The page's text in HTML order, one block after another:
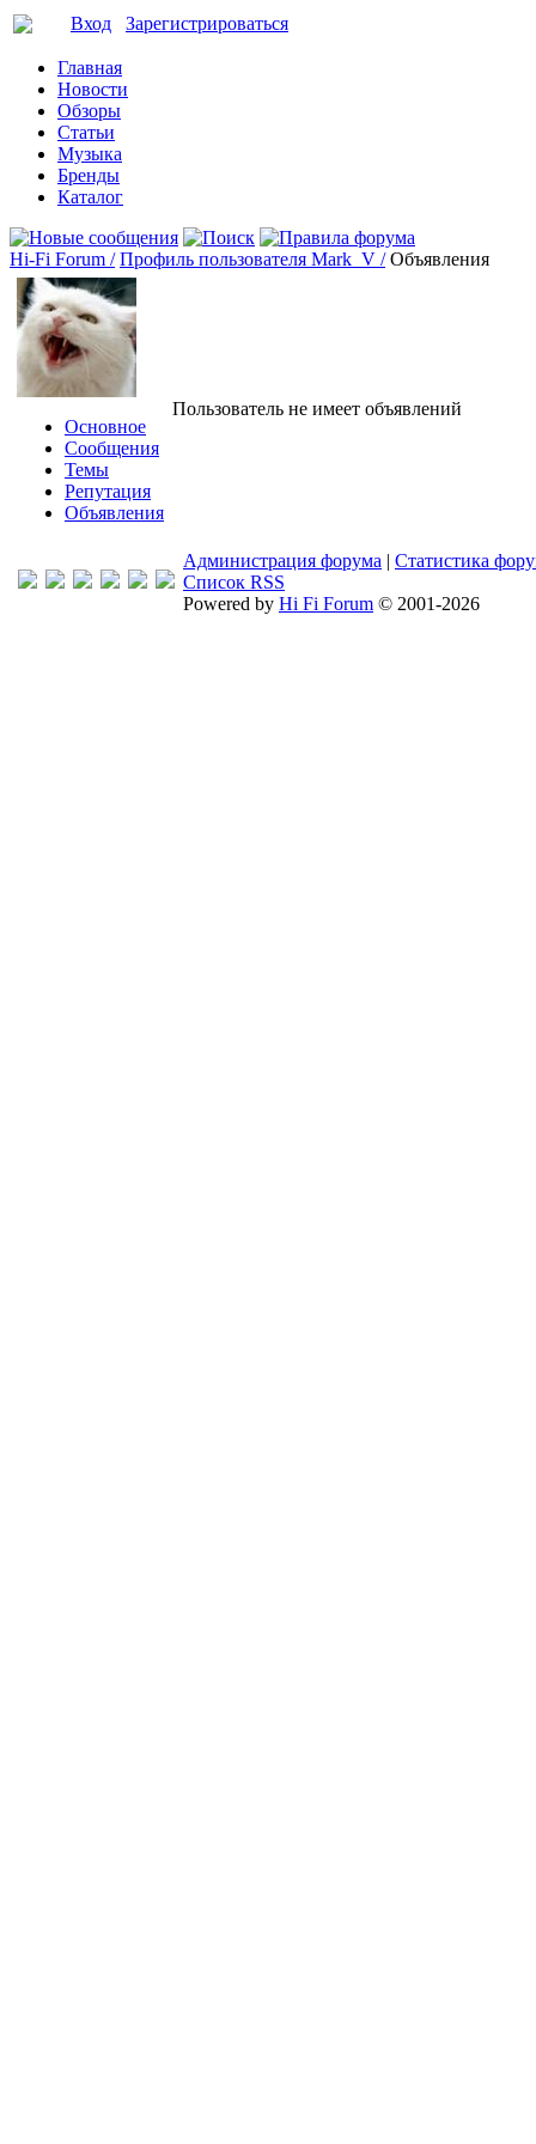
Вход Зарегистрироваться
Главная
Новости
Обзоры
Статьи
Музыка
Бренды
Каталог
Hi-Fi Forum / Профиль пользователя Mark_V / Объявления
Основное
Сообщения
Темы
Репутация
Объявления
Пользователь не имеет объявлений
Администрация форума | Статистика
Список RSS
Powered by Hi Fi Forum © 2001-2026